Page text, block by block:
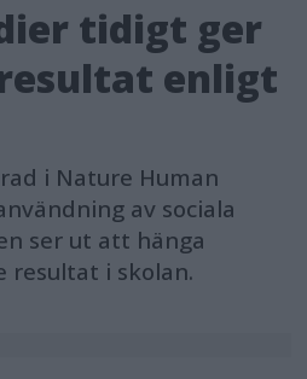
tidigt ger
enligt
i Nature Human
av sociala
ser ut att hänga
resultat i skolan.